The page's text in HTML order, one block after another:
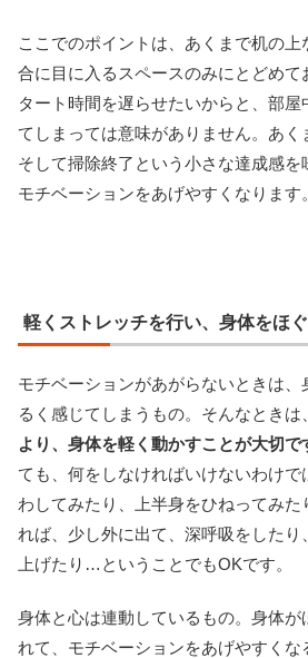
ここでのポイントは、あくまで机の
合に目に入るスペースのみにとどめて
タート時間を遅らせたいからと、部屋
てしまっては意味がありません。あく
そして掃除終了という小さな達成感
モチベーションをあげやすくなります。
軽くストレッチを行い、身体をほ
モチベーションがあがらないときは
るく感じてしまうもの。そんなときは、
より、身体を軽く動かすことが大切で
ても、何をしなければいけないわけで
わしてみたり、上半身をひねってみた
れば、少し外に出て、深呼吸をしたり
上げたり…ということでもOKです。
身体と心は連動しているもの。身体が
れて、モチベーションをあげやすくな